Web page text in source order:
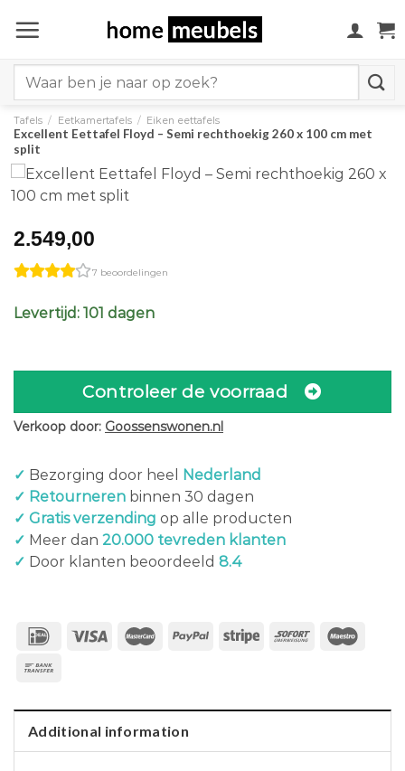
naar
for:
Tafels / Eetkamertafels / Eiken eettafels
Excellent Eettafel Floyd – Semi rechthoekig 260 x 100 cm met
split
2.549,00
7 beoordelingen
Levertijd: 101 dagen
Controleer de voorraad
Verkoop door: Goossenswonen.nl
✓ Bezorging door heel
Nederland
✓ Retourneren binnen 30 dagen
✓ Gratis verzending op alle producten
✓ Meer dan 20.000 tevreden klanten
✓ Door klanten beoordeeld 8.4
Additional information